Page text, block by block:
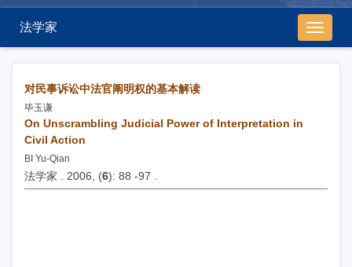
导
航
切
法学家
对民事诉讼中法官阐明权的基本解读
毕玉谦
On Unscrambling Judicial Power of Interpretation in
Civil Action
BI Yu-Qian
法学家 . 2006, (6): 88 -97 .